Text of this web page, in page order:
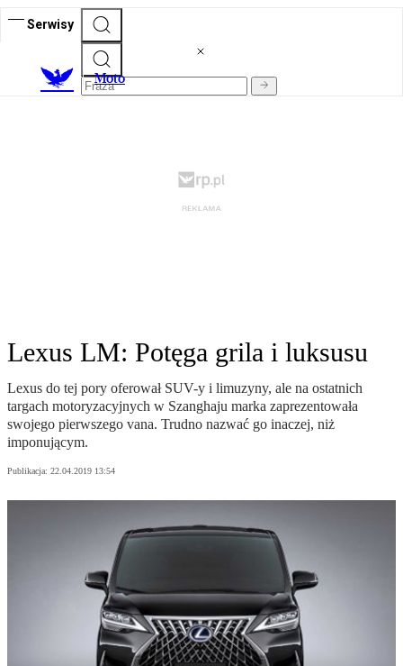
Serwisy
Moto
Lexus LM: Potęga grila i luksusu
Lexus do tej pory oferował SUV-y i limuzyny, ale na ostatnich
targach motoryzacyjnych w Szanghaju marka zaprezentowała
swojego pierwszego vana. Trudno nazwać go inaczej, niż
imponującym.
Publikacja: 22.04.2019 13:54